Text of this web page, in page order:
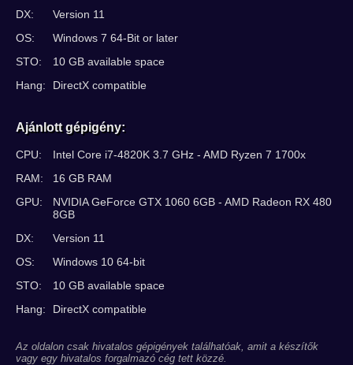
DX:
Version 11
OS:
Windows 7 64-Bit or later
STO:
10 GB available space
Hang:
DirectX compatible
Ajánlott gépigény:
CPU:
Intel Core i7-4820K 3.7 GHz - AMD Ryzen 7 1700x
RAM:
16 GB RAM
GPU:
NVIDIA GeForce GTX 1060 6GB - AMD Radeon RX 480
8GB
DX:
Version 11
OS:
Windows 10 64-bit
STO:
10 GB available space
Hang:
DirectX compatible
Az oldalon csak hivatalos gépigények találhatóak, amit a készítők
vagy egy hivatalos forgalmazó cég tett közzé.